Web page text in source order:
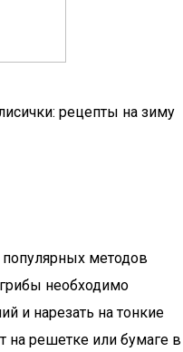
рецепты на зиму
методов
необходимо
и нарезать на тонкие
на решетке или бумаге в